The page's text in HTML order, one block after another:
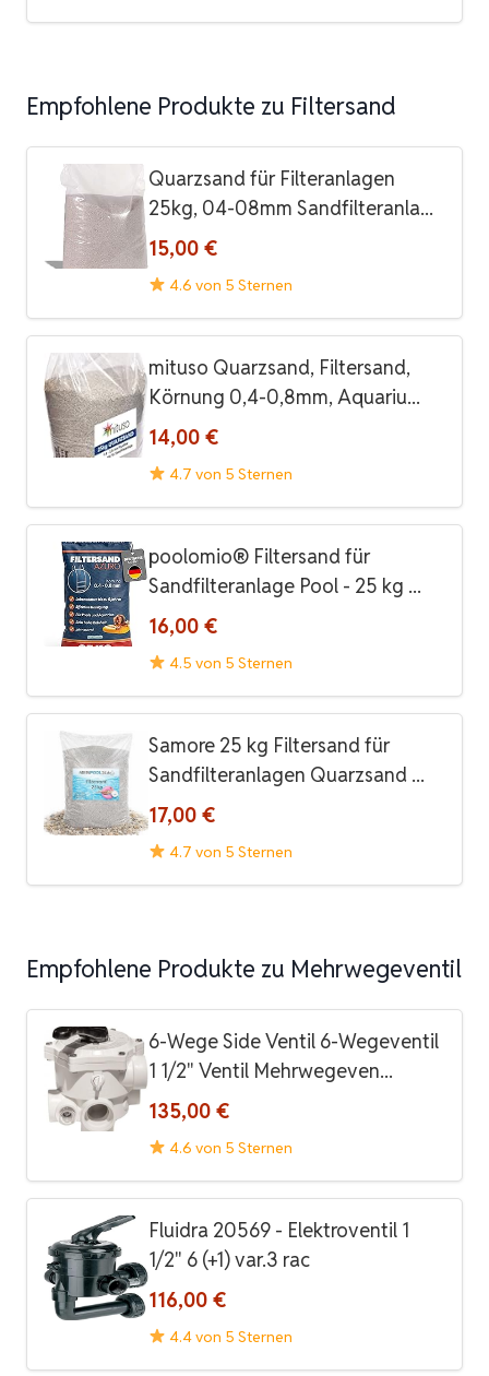
Empfohlene Produkte zu Filtersand
Quarzsand für Filteranlagen
25kg, 04-08mm Sandfilteranla...
15,00 €
4.6 von 5 Sternen
mituso Quarzsand, Filtersand,
Körnung 0,4-0,8mm, Aquariu...
14,00 €
4.7 von 5 Sternen
poolomio® Filtersand für
Sandfilteranlage Pool - 25 kg ...
16,00 €
4.5 von 5 Sternen
Samore 25 kg Filtersand für
Sandfilteranlagen Quarzsand ...
17,00 €
4.7 von 5 Sternen
Empfohlene Produkte zu Mehrwegeventil
6-Wege Side Ventil 6-Wegeventil
1 1/2" Ventil Mehrwegeven...
135,00 €
4.6 von 5 Sternen
Fluidra 20569 - Elektroventil 1
1/2" 6 (+1) var.3 rac
116,00 €
4.4 von 5 Sternen